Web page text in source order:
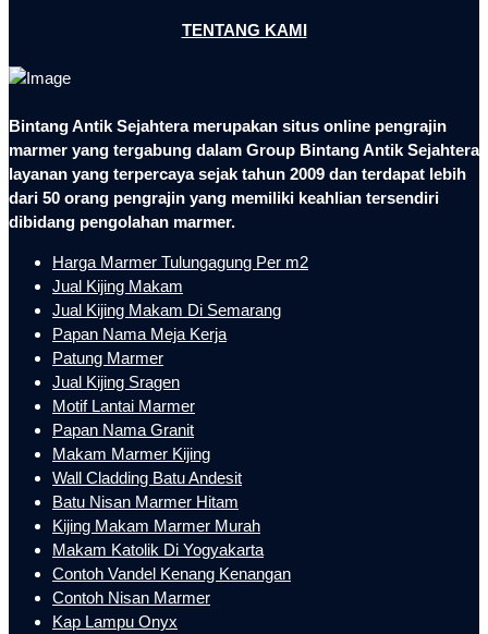
TENTANG KAMI
Bintang Antik Sejahtera merupakan situs online pengrajin
marmer yang tergabung dalam Group Bintang Antik Sejahtera
layanan yang terpercaya sejak tahun 2009 dan terdapat lebih
dari 50 orang pengrajin yang memiliki keahlian tersendiri
dibidang pengolahan marmer.
Harga Marmer Tulungagung Per m2
Jual Kijing Makam
Jual Kijing Makam Di Semarang
Papan Nama Meja Kerja
Patung Marmer
Jual Kijing Sragen
Motif Lantai Marmer
Papan Nama Granit
Makam Marmer Kijing
Wall Cladding Batu Andesit
Batu Nisan Marmer Hitam
Kijing Makam Marmer Murah
Makam Katolik Di Yogyakarta
Contoh Vandel Kenang Kenangan
Contoh Nisan Marmer
Kap Lampu Onyx